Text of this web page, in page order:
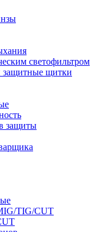
светофильтром
защитные щитки
защиты
TIG/CUT